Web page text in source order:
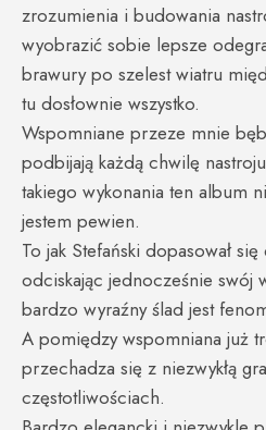
zrozumienia i budowania
wyobrazić sobie lepsze
brawury po szelest wiatru
tu dosłownie wszystko.
Wspomniane przeze mnie
podbijają każdą chwilę
takiego wykonania ten album
jestem pewien.
To jak Stefański dopasował
odciskając jednocześnie swój
bardzo wyraźny ślad jest
A pomiędzy wspomniana już
przechadza się z niezwykłą
częstotliwościach.